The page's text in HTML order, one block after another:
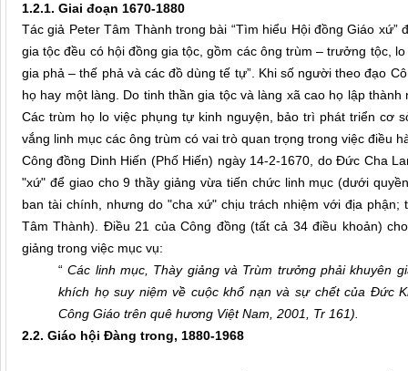
1.2.1. Giai đoạn 1670-1880
Tác giả Peter Tâm Thành trong bài “Tìm hiểu Hội đồng Giáo
gia tộc đều có hội đồng gia tộc, gồm các ông trùm – trưởng tộc,
gia phả – thế phả và các đồ dùng tế tự”. Khi số người theo đạo
họ hay một làng. Do tinh thần gia tộc và làng xã cao họ lập thành
Các trùm họ lo việc phụng tự kinh nguyện, bảo trì phát triển cơ
vắng linh mục các ông trùm có vai trò quan trọng trong việc điều
Công đồng Dinh Hiến (Phố Hiến) ngày 14-2-1670, do Đức Cha
"xứ" để giao cho 9 thầy giảng vừa tiến chức linh mục (dưới
ban tài chính, nhưng do "cha xứ" chịu trách nhiệm với địa
Tâm Thành). Điều 21 của Công đồng (tất cả 34 điều khoản)
giảng trong việc mục vụ:
“Các linh mục, Thày giảng và Trùm trưởng phải khuyên
khích họ suy niệm về cuộc khổ nạn và sự chết của Đức
Công Giáo trên quê hương Việt Nam, 2001, Tr 161).
2.2. Giáo hội Đàng trong, 1880-1968